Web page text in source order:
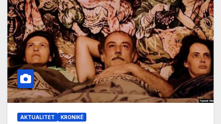
AKTUALITET KRONIKË